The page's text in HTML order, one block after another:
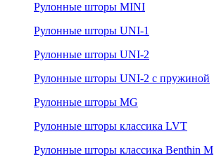
Рулонные шторы MINI
Рулонные шторы UNI-1
Рулонные шторы UNI-2
Рулонные шторы UNI-2 с пружиной
Рулонные шторы MG
Рулонные шторы классика LVT
Рулонные шторы классика Benthin M